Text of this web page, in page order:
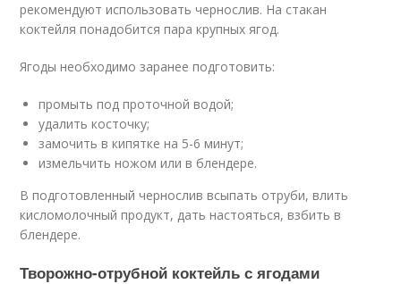
рекомендуют использовать чернослив. На стакан
коктейля понадобится пара крупных ягод.
Ягоды необходимо заранее подготовить:
промыть под проточной водой;
удалить косточку;
замочить в кипятке на 5-6 минут;
измельчить ножом или в блендере.
В подготовленный чернослив всыпать отруби, влить
кисломолочный продукт, дать настояться, взбить в
блендере.
Творожно-отрубной коктейль с ягодами